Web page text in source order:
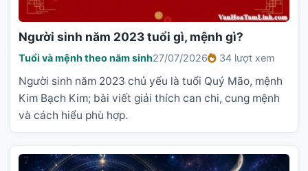
Người sinh năm 2023 tuổi gì, mệnh gì?
Tuổi và mệnh theo năm sinh27/07/2026 34 lượt xem
Người sinh năm 2023 chủ yếu là tuổi Quý Mão, mệnh
Kim Bạch Kim; bài viết giải thích can chi, cung mệnh
và cách hiểu phù hợp.